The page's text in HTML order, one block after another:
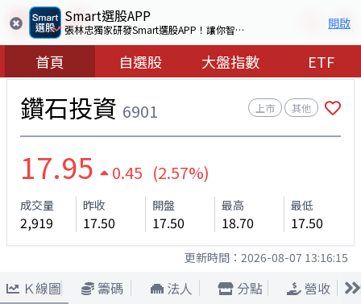
Smart選股APP
張林忠獨家研發Smart選股APP！讓你智慧看盤選出好股票 開啟
首頁 自選股 大盤指數 ETF
鑽石投資 6901 上市 其他
17.95 0.45 (2.57%)
成交量
2,919
昨收
17.50
開盤
17.50
最高
18.70
最低
17.50
更新時間： 2026-08-07 13:16:15
Ｋ線圖 籌碼 法人 分點 營收